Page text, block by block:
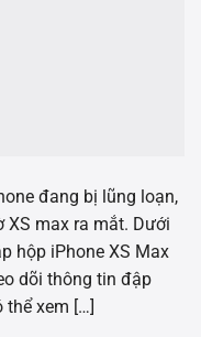
đang bị lũng loạn,
max ra mắt. Dưới
hộp iPhone XS Max
dõi thông tin đập
thể xem […]